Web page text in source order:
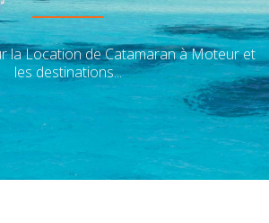
la Location de Catamaran à Moteur et
les destinations...